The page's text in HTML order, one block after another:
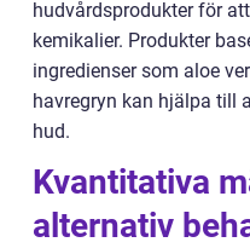
hudvårdsprodukter för
kemikalier. Produkter
ingredienser som aloe
havregryn kan hjälpa till
hud.
Kvantitativa
alternativ